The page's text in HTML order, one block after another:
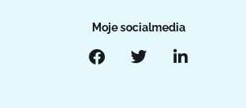
Moje socialmedia